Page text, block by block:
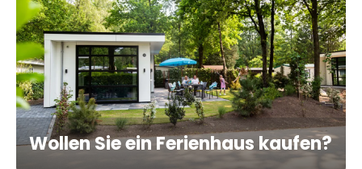
Wollen Sie ein Ferienhaus kaufen?